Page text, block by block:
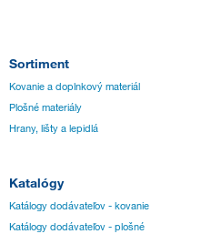
Sortiment
Kovanie a doplnkový materiál
Plošné materiály
Hrany, lišty a lepidlá
Katalógy
Katálogy dodávateľov - kovanie
Katálogy dodávateľov - plošné